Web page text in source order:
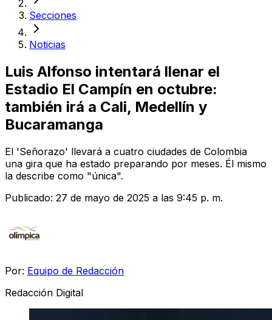
Secciones
Noticias
Luis Alfonso intentará llenar el
Estadio El Campín en octubre:
también irá a Cali, Medellín y
Bucaramanga
El 'Señorazo' llevará a cuatro ciudades de Colombia
una gira que ha estado preparando por meses. Él mismo
la describe como "única".
Publicado: 27 de mayo de 2025 a las 9:45 p. m.
Por: Equipo de Redacción
Redacción Digital